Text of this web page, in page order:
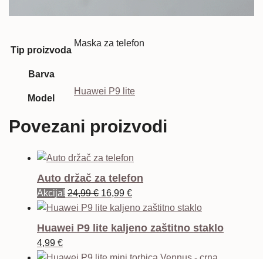
Tip proizvoda
Maska za telefon
Barva
Model
Huawei P9 lite
Povezani proizvodi
Auto držač za telefon
Akcija! 24,99€ Izvorna
cijena
bila
16,99 €Trenutna
cijena
Huawei P9 lite kaljeno zaštitno staklo
4,99 €